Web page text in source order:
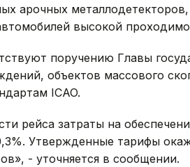
арочных
высокой
поручению Главы
объектов массового
ICAO.
рейса затраты на
Утвержденные тарифы
- уточняется в сообщении.